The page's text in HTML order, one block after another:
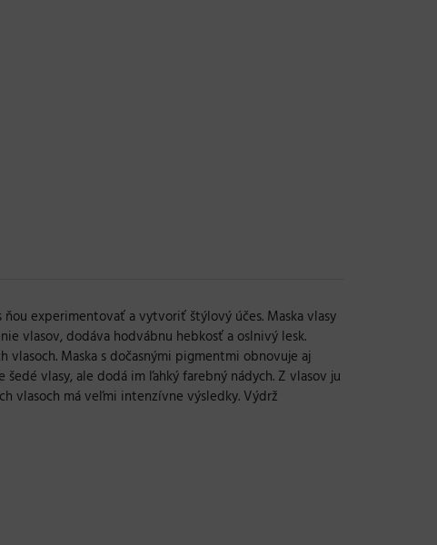
experimentovať a vytvoriť štýlový účes. Maska vlasy
vlasov, dodáva hodvábnu hebkosť a oslnivý lesk.
vlasoch. Maska s dočasnými pigmentmi obnovuje aj
vlasy, ale dodá im ľahký farebný nádych. Z vlasov ju
vlasoch má veľmi intenzívne výsledky. Výdrž